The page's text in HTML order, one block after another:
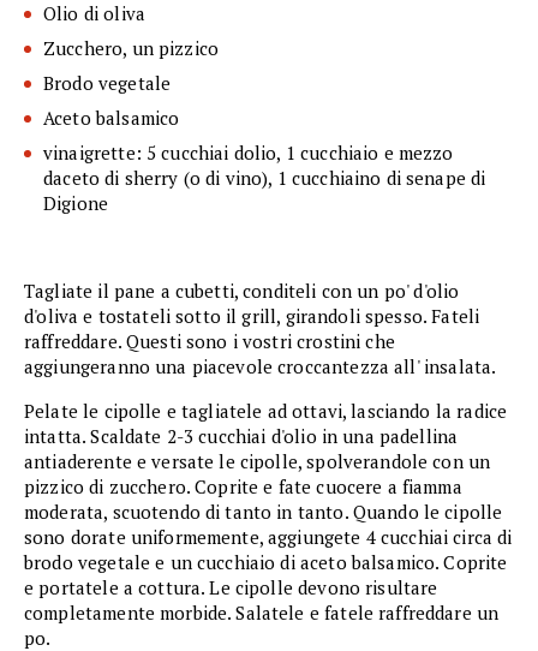
Olio di oliva
Zucchero, un pizzico
Brodo vegetale
Aceto balsamico
vinaigrette: 5 cucchiai dolio, 1 cucchiaio e mezzo
daceto di sherry (o di vino), 1 cucchiaino di senape di
Digione
Tagliate il pane a cubetti, conditeli con un po' d'olio
d'oliva e tostateli sotto il grill, girandoli spesso. Fateli
raffreddare. Questi sono i vostri crostini che
aggiungeranno una piacevole croccantezza all' insalata.
Pelate le cipolle e tagliatele ad ottavi, lasciando la radice
intatta. Scaldate 2-3 cucchiai d'olio in una padellina
antiaderente e versate le cipolle, spolverandole con un
pizzico di zucchero. Coprite e fate cuocere a fiamma
moderata, scuotendo di tanto in tanto. Quando le cipolle
sono dorate uniformemente, aggiungete 4 cucchiai circa di
brodo vegetale e un cucchiaio di aceto balsamico. Coprite
e portatele a cottura. Le cipolle devono risultare
completamente morbide. Salatele e fatele raffreddare un
po.